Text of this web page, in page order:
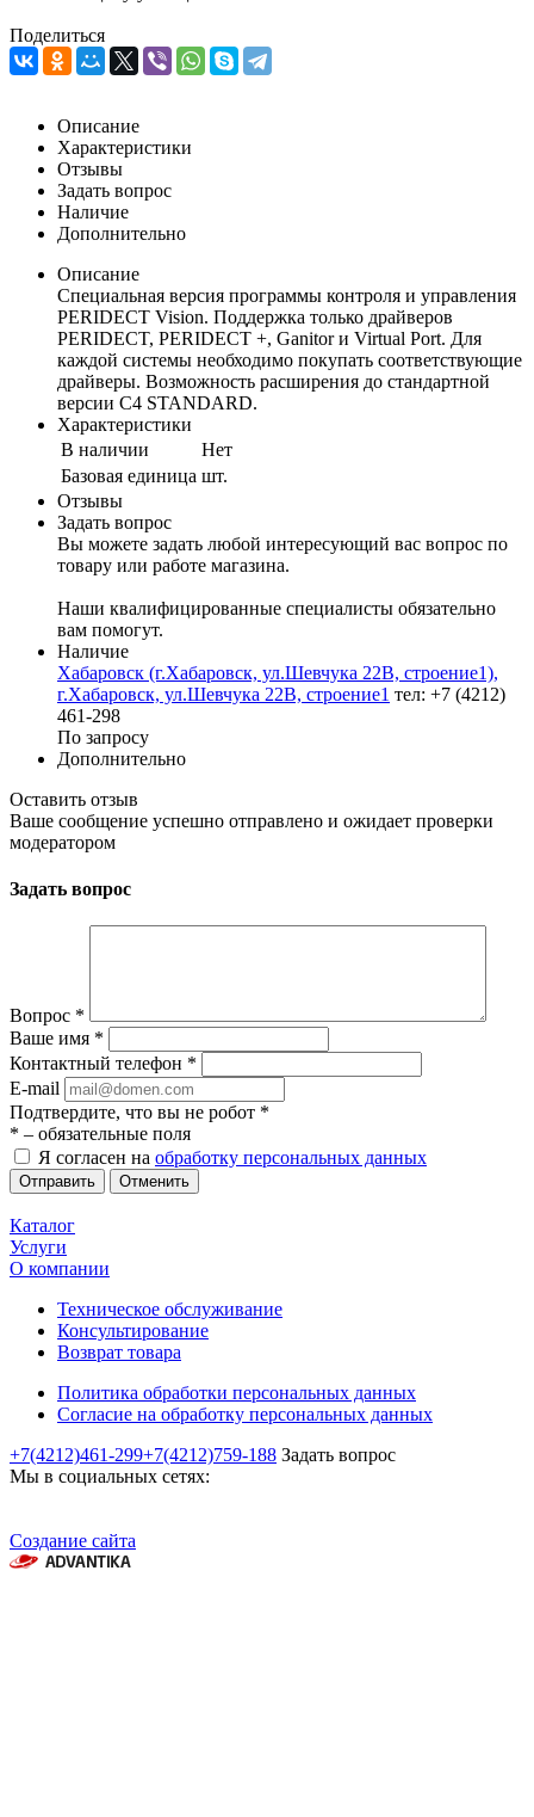
Поделиться
Описание
Характеристики
Отзывы
Задать вопрос
Наличие
Дополнительно
Описание
Специальная версия программы контроля и управления
PERIDECT Vision. Поддержка только драйверов
PERIDECT, PERIDECT +, Ganitor и Virtual Port. Для
каждой системы необходимо покупать соответствующие
драйверы. Возможность расширения до стандартной
версии С4 STANDARD.
Характеристики
В наличии
Нет
Базовая единица шт.
Отзывы
Задать вопрос
Вы можете задать любой интересующий вас вопрос по
товару или работе магазина.
Наши квалифицированные специалисты обязательно
вам помогут.
Наличие
Хабаровск (г.Хабаровск, ул.Шевчука 22В, строение1),
г.Хабаровск, ул.Шевчука 22В, строение1 тел: +7 (4212)
461-298
По запросу
Дополнительно
Оставить отзыв
Ваше сообщение успешно отправлено и ожидает проверки
модератором
Задать вопрос
Вопрос *
Ваше имя *
Контактный телефон *
E-mail
Подтвердите, что вы не робот *
* – обязательные поля
Я согласен на обработку персональных данных
Отменить
Каталог
Услуги
О компании
Техническое обслуживание
Консультирование
Возврат товара
Политика обработки персональных данных
Согласие на обработку персональных данных
+7(4212)461-299+7(4212)759-188 Задать вопрос
Мы в социальных сетях:
Создание сайта